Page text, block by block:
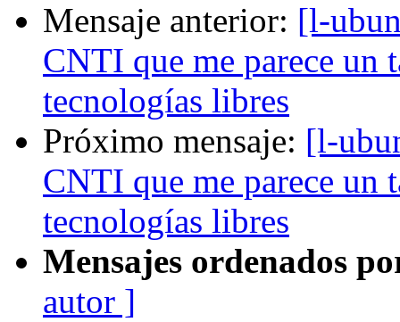
Mensaje anterior: [l-
CNTI que me parece un
tecnologías libres
Próximo mensaje: [l-
CNTI que me parece un
tecnologías libres
Mensajes ordenados
autor ]